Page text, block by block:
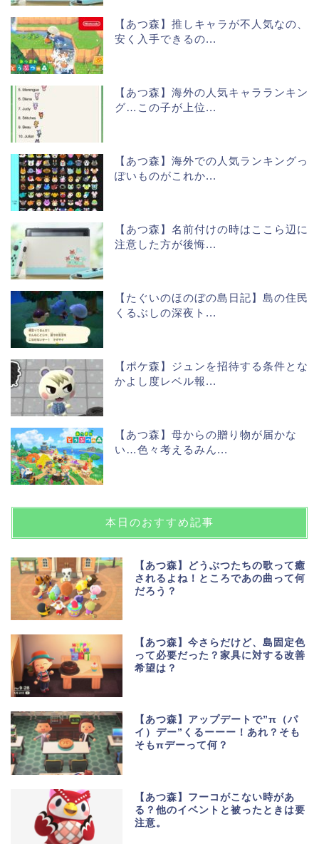
【あつ森】推しキャラが不人気なの、
安く入手できるの...
【あつ森】海外の人気キャラランキン
グ…この子が上位...
【あつ森】海外での人気ランキングっ
ぽいものがこれか...
【あつ森】名前付けの時はここら辺に
注意した方が後悔...
【たぐいのほのぼの島日記】島の住民
くるぶしの深夜ト...
【ポケ森】ジュンを招待する条件とな
かよし度レベル報...
【あつ森】母からの贈り物が届かな
い…色々考えるみん...
本日のおすすめ記事
【あつ森】どうぶつたちの歌って癒
されるよね！ところであの曲って何
だろう？
【あつ森】今さらだけど、島固定色
って必要だった？家具に対する改善
希望は？
【あつ森】アップデートで”π（パ
イ）デー”くるーーー！あれ？そも
そもπデーって何？
【あつ森】フーコがこない時があ
る？他のイベントと被ったときは要
注意。